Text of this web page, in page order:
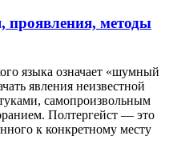
проявления, методы
языка означает «шумный
явления неизвестной
самопроизвольным
Полтергейст — это
к конкретному месту